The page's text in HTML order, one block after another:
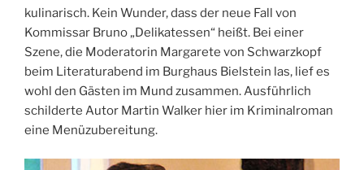
kulinarisch. Kein Wunder, dass der neue Fall von
Kommissar Bruno „Delikatessen“ heißt. Bei einer
Szene, die Moderatorin Margarete von Schwarzkopf
beim Literaturabend im Burghaus Bielstein las, lief es
wohl den Gästen im Mund zusammen. Ausführlich
schilderte Autor Martin Walker hier im Kriminalroman
eine Menüzubereitung.